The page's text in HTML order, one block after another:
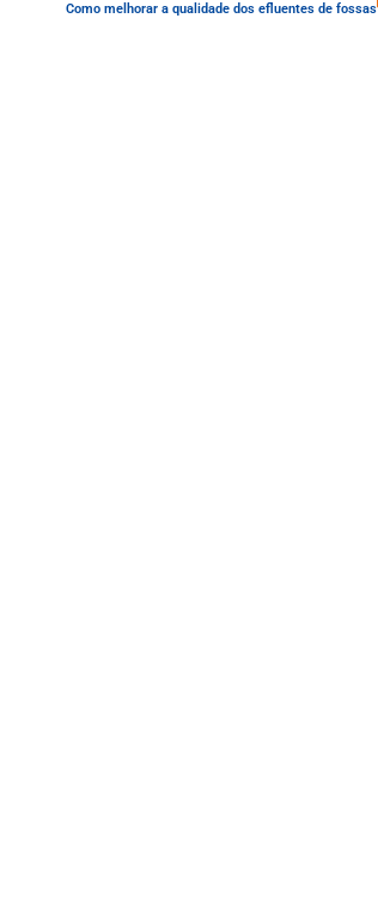
Como melhorar a qualidade dos efluentes de fossas